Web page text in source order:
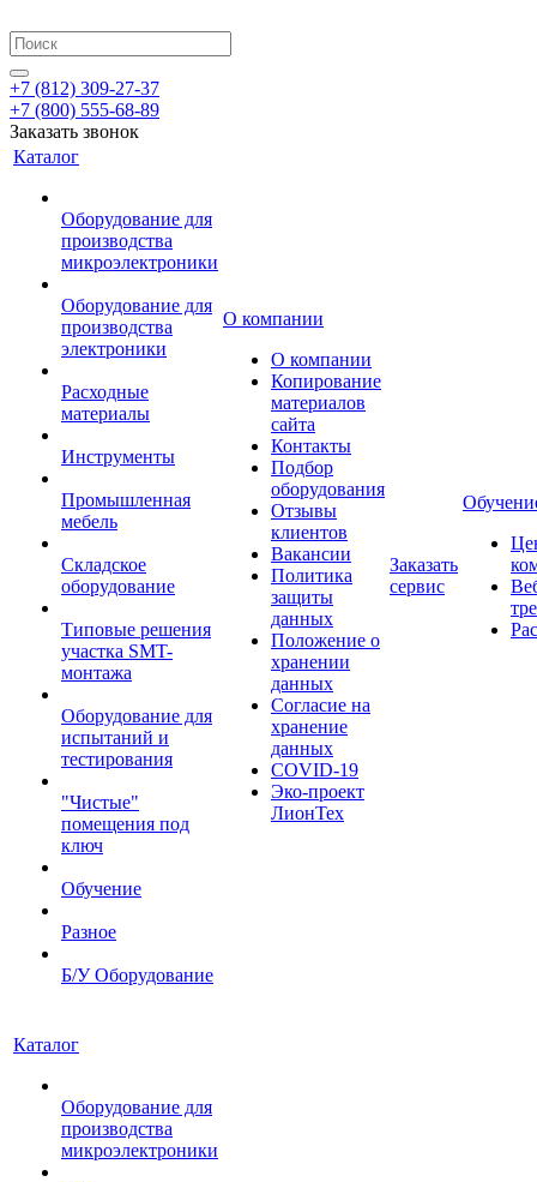
+7 (812) 309-27-37
+7 (800) 555-68-89
Заказать звонок
Каталог
Оборудование для
производства
микроэлектроники
Оборудование для
производства
электроники
Расходные
материалы
Инструменты
Промышленная
мебель
Складское
оборудование
Типовые решения
участка SMT-
монтажа
Оборудование для
испытаний и
тестирования
"Чистые"
помещения под
ключ
Обучение
Разное
Б/У Оборудование
О компании
О компании
Копирование
материалов
сайта
Контакты
Подбор
оборудования
Отзывы
клиентов
Вакансии
Политика
защиты
данных
Положение о
хранении
данных
Согласие на
хранение
данных
COVID-19
Эко-проект
ЛионТех
Заказать
сервис
Каталог
Оборудование для
производства
микроэлектроники